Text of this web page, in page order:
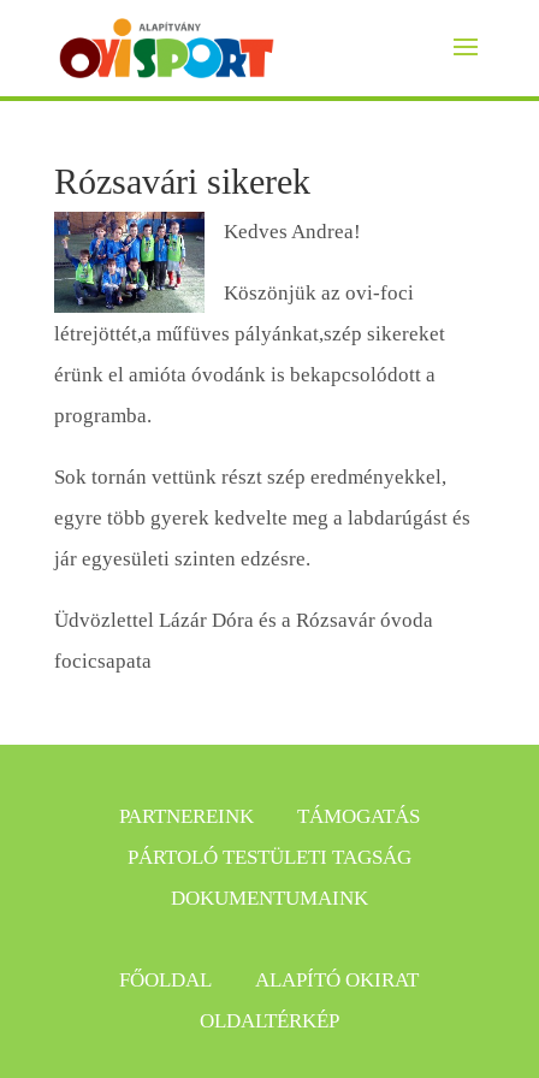
Rózsavári sikerek
Kedves Andrea!
Köszönjük az ovi-foci
létrejöttét,a műfüves pályánkat,szép sikereket
érünk el amióta óvodánk is bekapcsolódott a
programba.
Sok tornán vettünk részt szép eredményekkel,
egyre több gyerek kedvelte meg a labdarúgást és
jár egyesületi szinten edzésre.
Üdvözlettel Lázár Dóra és a Rózsavár óvoda
focicsapata
PARTNEREINK
TÁMOGATÁS
PÁRTOLÓ TESTÜLETI TAGSÁG
DOKUMENTUMAINK
FŐOLDAL
ALAPÍTÓ OKIRAT
OLDALTÉRKÉP